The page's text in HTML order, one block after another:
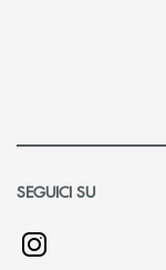
SEGUICI SU